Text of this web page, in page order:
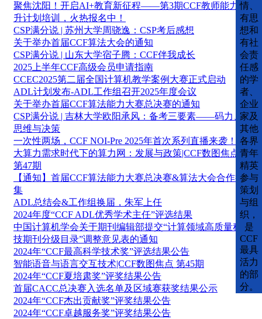
聚焦沈阳！开启AI+教育新征程——第3期CCF教师能力提
升计划培训，火热报名中！
CSP满分说 | 苏州大学周骁逸：CSP考后感想
关于举办首届CCF算法大会的通知
CSP满分说 | 山东大学宿子腾：CCF伴我成长
2025上半年CCF高级会员申请指南
CCEC2025第二届全国计算机教学案例大赛正式启动
ADL计划发布-ADL工作组召开2025年度会议
关于举办首届CCF算法能力大赛总决赛的通知
CSP满分说 | 吉林大学欧阳承风：备考三要素——码力、
思维与决策
一次性两场，CCF NOI-Pre 2025年首次系列直播来袭！
大算力需求时代下的算力网：发展与政策|CCF数图焦点
第47期
【通知】首届CCF算法能力大赛总决赛&算法大会合作征
集
ADL总结会&工作组换届，朱军上任
2024年度“CCF ADL优秀学术主任”评选结果
中国计算机学会关于期刊编辑部提交“计算领域高质量科
技期刊分级目录”调整意见表的通知
2024年“CCF最高科学技术奖”评选结果公告
智能语音与语言交互技术|CCF数图焦点 第45期
2024年“CCF夏培肃奖”评奖结果公告
首届CACC总决赛入选名单及区域赛获奖结果公示
2024年“CCF杰出贡献奖”评奖结果公告
2024年“CCF卓越服务奖”评奖结果公告
情、
有思
想和
有社
会责
任感
的学
者、
企业
家及
其他
各界
青年
精英
参与
策划
与组
织，
是
CCF
最具
活力
的部
分。